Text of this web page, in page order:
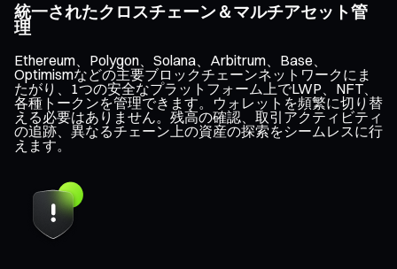
統一されたクロスチェーン＆マルチアセット管
理
Ethereum、Polygon、Solana、Arbitrum、Base、
Optimismなどの主要ブロックチェーンネットワークにま
たがり、1つの安全なプラットフォーム上でLWP、NFT、
各種トークンを管理できます。ウォレットを頻繁に切り替
える必要はありません。残高の確認、取引アクティビティ
の追跡、異なるチェーン上の資産の探索をシームレスに行
えます。